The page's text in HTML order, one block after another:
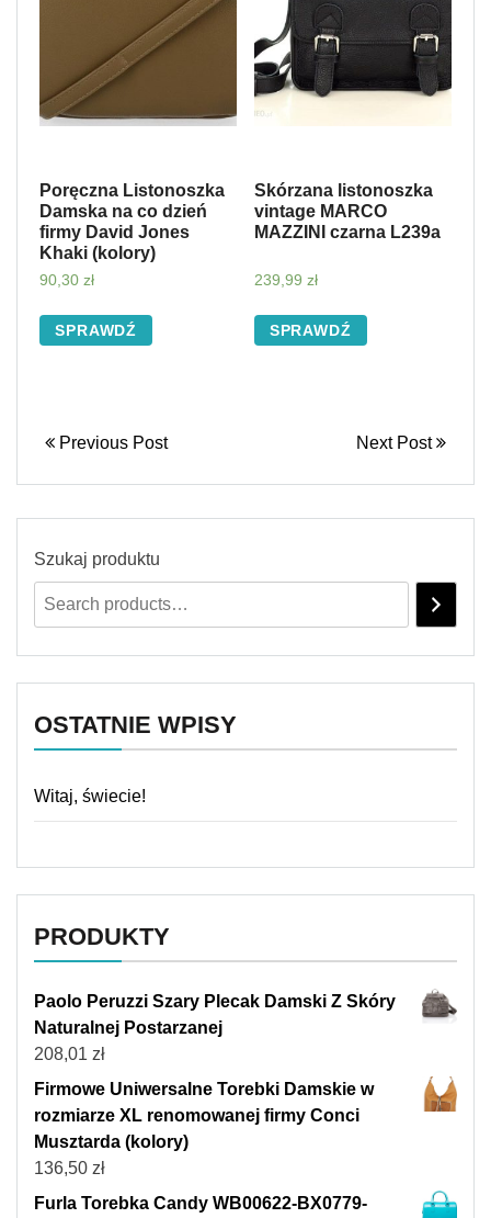
Poręczna Listonoszka
Damska na co dzień
firmy David Jones
Khaki (kolory)
90,30 zł
SPRAWDŹ
Skórzana listonoszka
vintage MARCO
MAZZINI czarna L239a
239,99 zł
SPRAWDŹ
Previous Post Next Post
Szukaj produktu
OSTATNIE WPISY
Witaj, świecie!
PRODUKTY
Paolo Peruzzi Szary Plecak Damski Z Skóry
Naturalnej Postarzanej
208,01 zł
Firmowe Uniwersalne Torebki Damskie w
rozmiarze XL renomowanej firmy Conci
Musztarda (kolory)
136,50 zł
Furla Torebka Candy WB00622-BX0779-